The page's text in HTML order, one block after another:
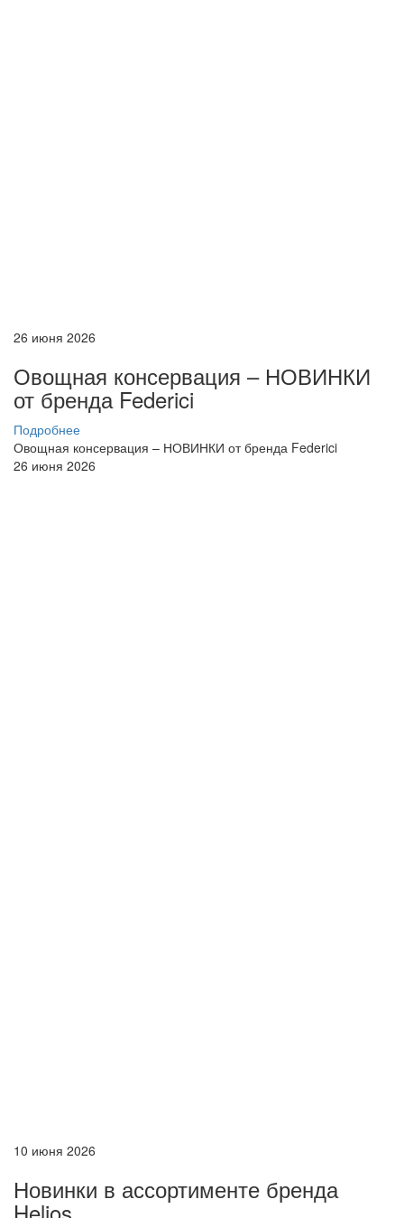
26 июня 2026
Овощная консервация – НОВИНКИ
от бренда Federici
Подробнее
Овощная консервация – НОВИНКИ от бренда Federici
26 июня 2026
10 июня 2026
Новинки в ассортименте бренда